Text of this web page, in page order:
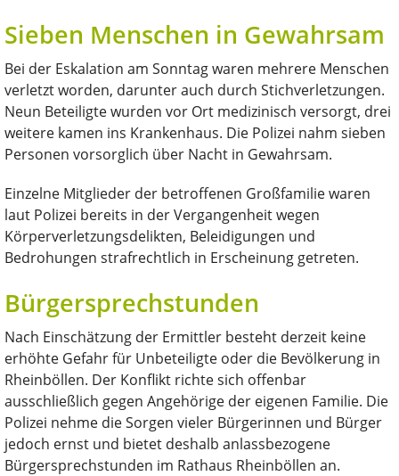
Sieben Menschen in Gewahrsam
Bei der Eskalation am Sonntag waren mehrere Menschen
verletzt worden, darunter auch durch Stichverletzungen.
Neun Beteiligte wurden vor Ort medizinisch versorgt, drei
weitere kamen ins Krankenhaus. Die Polizei nahm sieben
Personen vorsorglich über Nacht in Gewahrsam.
Einzelne Mitglieder der betroffenen Großfamilie waren
laut Polizei bereits in der Vergangenheit wegen
Körperverletzungsdelikten, Beleidigungen und
Bedrohungen strafrechtlich in Erscheinung getreten.
Bürgersprechstunden
Nach Einschätzung der Ermittler besteht derzeit keine
erhöhte Gefahr für Unbeteiligte oder die Bevölkerung in
Rheinböllen. Der Konflikt richte sich offenbar
ausschließlich gegen Angehörige der eigenen Familie. Die
Polizei nehme die Sorgen vieler Bürgerinnen und Bürger
jedoch ernst und bietet deshalb anlassbezogene
Bürgersprechstunden im Rathaus Rheinböllen an.